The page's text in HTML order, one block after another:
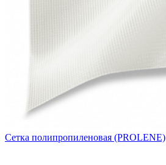
Сетка полипропиленовая (PROLENE)